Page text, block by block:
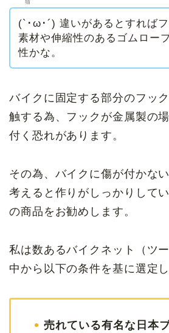
猫
(`･ω･´) 違いがあるとすれば
素材や伸縮性のあるゴムロー
性かな。
バイクに固定する部分のフッ
触する為、フックが金属製の
付く恐れがあります。
その為、バイクに傷が付かな
考えると作りがしっかりして
の商品をお勧めします。
私は数あるバイクネット（ツ
中から以下の条件を基に選定し
売れている有名な日本